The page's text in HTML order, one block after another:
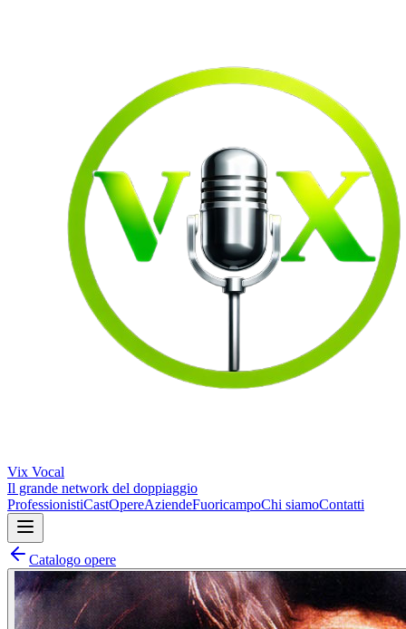
Vix Vocal
Il grande network del doppiaggio
ProfessionistiCastOpereAziendeFuoricampoChi siamoContatti
Catalogo opere